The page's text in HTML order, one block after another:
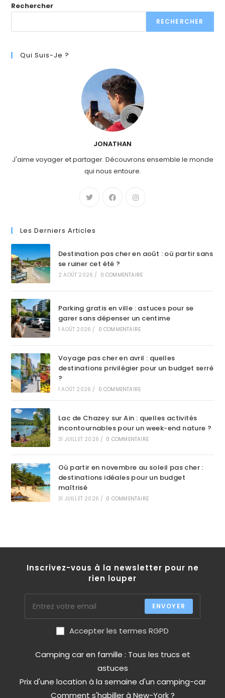
Rechercher
RECHERCHER
Qui Suis-Je ?
JONATHAN
J'aime voyager et partager. Découvrons ensemble le monde
qui nous entoure.
Les Derniers Articles
Destination pas cher en août : où partir sans
se ruiner cet été ?
2 AOÛT 2026 / 0 COMMENTAIRE
Parking gratis en ville : astuces pour se
garer sans dépenser un centime
1 AOÛT 2026 / 0 COMMENTAIRE
Voyage pas cher en avril : quelles
destinations privilégier pour un budget serré
?
1 AOÛT 2026 / 0 COMMENTAIRE
Lac de Chazey sur Ain : quelles activités
incontournables pour un week-end nature ?
31 JUILLET 2026 / 0 COMMENTAIRE
Où partir en novembre au soleil pas cher :
destinations idéales pour un budget
maîtrisé
31 JUILLET 2026 / 0 COMMENTAIRE
Inscrivez-vous à la newsletter pour ne
rien louper
ENVOYER
Accepter les termes RGPD
Camping car en famille : Tous les trucs et
astuces
Prix d'une location à la semaine d'un camping-car
Comment s'habiller à New-York ?